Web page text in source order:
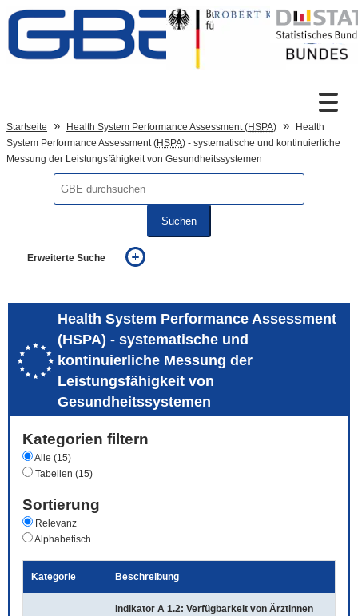
Zum Inhalt
Sprachumschaltung
Startseite Health System Performance Assessment (HSPA)
Health
System Performance Assessment (HSPA) - systematische und kontinuierliche
Messung der Leistungsfähigkeit von Gesundheitssystemen
Suchen
Erweiterte Suche
auch in allen Texten suchen (Volltextsuche)
auch Synonyme einbeziehen
auch ähnlich geschriebenes einbeziehen
Health System Performance Assessment
(HSPA) - systematische und
kontinuierliche Messung der
Leistungsfähigkeit von
Gesundheitssystemen
Kategorien filtern
Alle (15)
Tabellen (15)
Sortierung
Relevanz
Alphabetisch
Kategorie Beschreibung
Indikator A 1.2: Verfügbarkeit von Ärztinnen